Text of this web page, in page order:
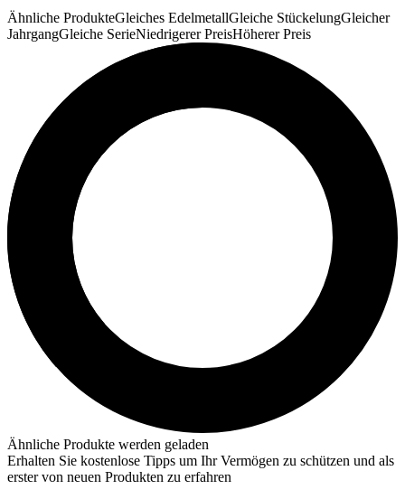
Ähnliche ProdukteGleiches EdelmetallGleiche StückelungGleicher
JahrgangGleiche SerieNiedrigerer PreisHöherer Preis
Ähnliche Produkte werden geladen
Erhalten Sie kostenlose Tipps um Ihr Vermögen zu schützen und als
erster von neuen Produkten zu erfahren